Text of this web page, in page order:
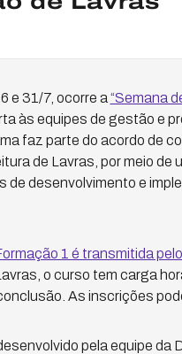
e 31/7, ocorre a “Semana
às equipes de gestão e
faz parte do acordo de
de Lavras, por meio de
de desenvolvimento e
1 é transmitida
o curso tem carga
As inscrições
pela equipe da